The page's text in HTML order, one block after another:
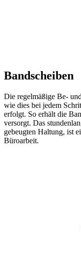
Bandscheiben
Die regelmäßige Be-
wie dies bei jedem
erfolgt. So erhält die
versorgt. Das
gebeugten Haltung, ist
Büroarbeit.